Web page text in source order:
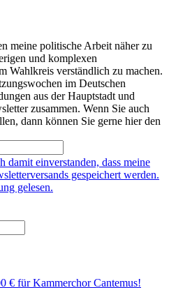
meine politische Arbeit näher zu
und komplexen
Wahlkreis verständlich zu machen.
im Deutschen
aus der Hauptstadt und
zusammen. Wenn Sie auch
dann können Sie gerne hier den
einverstanden, dass meine
gespeichert werden.
gelesen.
€ für Kammerchor Cantemus!